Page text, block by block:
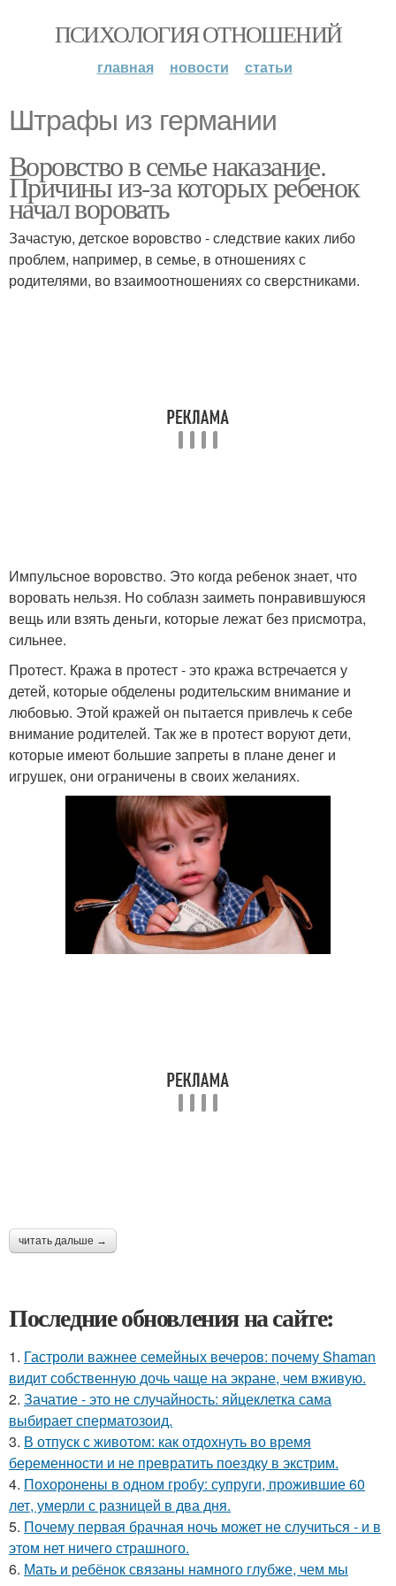
ПСИХОЛОГИЯ ОТНОШЕНИЙ
главная новости статьи
Штрафы из германии
Воровство в семье наказание.
Причины из-за которых ребенок
начал воровать
Зачастую, детское воровство - следствие каких либо
проблем, например, в семье, в отношениях с
родителями, во взаимоотношениях со сверстниками.
Импульсное воровство. Это когда ребенок знает, что
воровать нельзя. Но соблазн заиметь понравившуюся
вещь или взять деньги, которые лежат без присмотра,
сильнее.
Протест. Кража в протест - это кража встречается у
детей, которые обделены родительским внимание и
любовью. Этой кражей он пытается привлечь к себе
внимание родителей. Так же в протест воруют дети,
которые имеют большие запреты в плане денег и
игрушек, они ограничены в своих желаниях.
читать дальше →
Последние обновления на сайте:
1. Гастроли важнее семейных вечеров: почему Shaman
видит собственную дочь чаще на экране, чем вживую.
2. Зачатие - это не случайность: яйцеклетка сама
выбирает сперматозоид.
3. В отпуск с животом: как отдохнуть во время
беременности и не превратить поездку в экстрим.
4. Похоронены в одном гробу: супруги, прожившие 60
лет, умерли с разницей в два дня.
5. Почему первая брачная ночь может не случиться - и в
этом нет ничего страшного.
6. Мать и ребёнок связаны намного глубже, чем мы